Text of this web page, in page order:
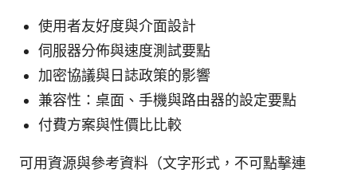
使用者友好度與介面設計
伺服器分佈與速度測試要點
加密協議與日誌政策的影響
兼容性：桌面、手機與路由器的設定要點
付費方案與性價比比較
可用資源與參考資料（文字形式，不可點擊連